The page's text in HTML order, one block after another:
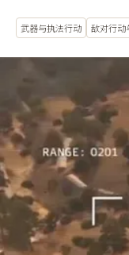
武器与执法行动 敌对行动